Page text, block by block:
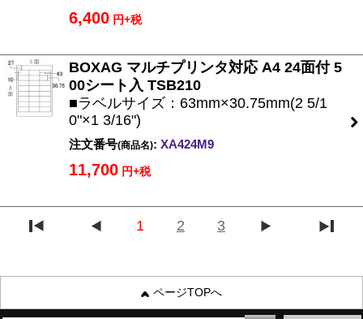
6,400 円+税
BOXAG マルチプリンタ対応 A4 24面付 5
00シート入 TSB210
■ラベルサイズ：63mm×30.75mm(2 5/1
0"×1 3/16")
注文番号(商品名): XA424M9
11,700 円+税
1 2 3
ページTOPへ